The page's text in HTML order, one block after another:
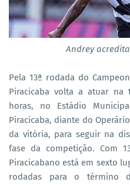
Andrey
Pela 13ª rodada do
Piracicaba volta a atuar na
horas, no Estádio
Piracicaba, diante do
da vitória, para seguir na
fase da competição. Com
Piracicabano está em sexto
rodadas para o término